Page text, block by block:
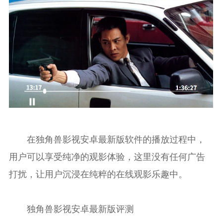
在独角兽影视安卓最新版软件的播放过程中，
用户可以享受纯净的观影体验，这里没有任何广告
打扰，让用户沉浸在纯粹的在线观影乐趣中。
独角兽影视安卓最新版评测